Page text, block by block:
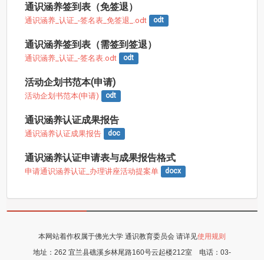
通识涵养签到表（免签退）
通识涵养_认证_-签名表_免签退_.odt odt
通识涵养签到表（需签到签退）
通识涵养_认证_-签名表.odt odt
活动企划书范本(申请)
活动企划书范本(申请) odt
通识涵养认证成果报告
通识涵养认证成果报告 doc
通识涵养认证申请表与成果报告格式
申请通识涵养认证_办理讲座活动提案单 docx
本网站着作权属于佛光大学 通识教育委员会 请详见使用规则
地址： 262 宜兰县礁溪乡林尾路160号云起楼212室 电话： 03-